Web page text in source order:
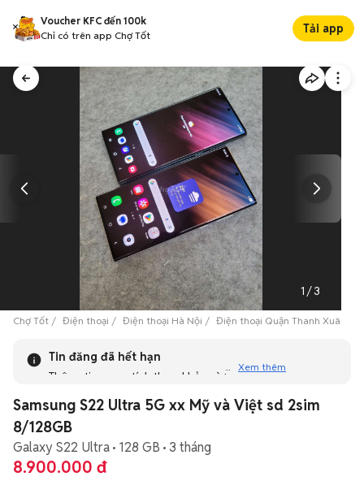
Voucher KFC đến 100k
Chỉ có trên app Chợ Tốt
Tải app
1 /3
Chợ Tốt Điện thoại Điện thoại Hà Nội Điện thoại Quận Thanh Xuân
Tin đăng đã hết hạn
Thông tin mang tính tham khảo và bạn không thể liên hệ
tương tự khác dưới đây nhé!
Xem thêm
Samsung S22 Ultra 5G xx Mỹ và Việt sd 2sim
8/128GB
Galaxy S22 Ultra 128 GB 3 tháng
8.900.000 đ